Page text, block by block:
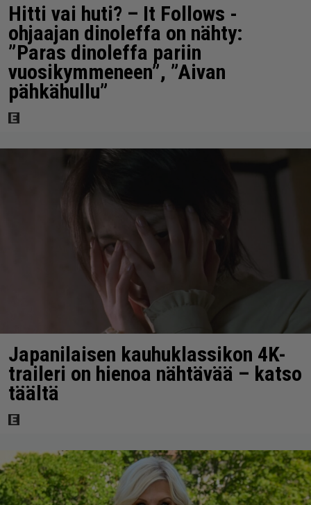
Hitti vai huti? – It Follows -
ohjaajan dinoleffa on nähty:
”Paras dinoleffa pariin
vuosikymmeneen”, ”Aivan
pähkähullu”
Japanilaisen kauhuklassikon 4K-
traileri on hienoa nähtävää – katso
täältä